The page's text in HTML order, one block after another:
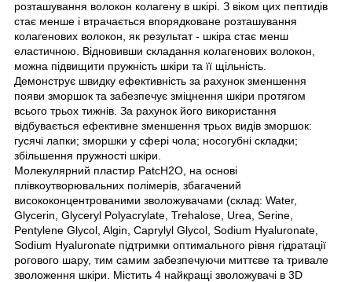
розташування волокон колагену в шкірі. З віком цих пептидів
стає менше і втрачається впорядковане розташування
колагенових волокон, як результат - шкіра стає менш
еластичною. Відновивши складання колагенових волокон,
можна підвищити пружність шкіри та її щільність.
Демонструє швидку ефективність за рахунок зменшення
появи зморшок та забезпечує зміцнення шкіри протягом
всього трьох тижнів. За рахунок його використання
відбувається ефективне зменшення трьох видів зморшок:
гусячі лапки; зморшки у сфері чола; носогубні складки;
збільшення пружності шкіри.
Молекулярний пластир PatcH2O, на основі
плівкоутворювальних полімерів, збагачений
висококонцентрованими зволожувачами (склад: Water,
Glycerin, Glyceryl Polyacrylate, Trehalose, Urea, Serine,
Pentylene Glycol, Algin, Caprylyl Glycol, Sodium Hyaluronate,
Sodium Hyaluronate підтримки оптимального рівня гідратації
рогового шару, тим самим забезпечуючи миттєве та тривале
зволоження шкіри. Містить 4 найкращі зволожувачі в 3D